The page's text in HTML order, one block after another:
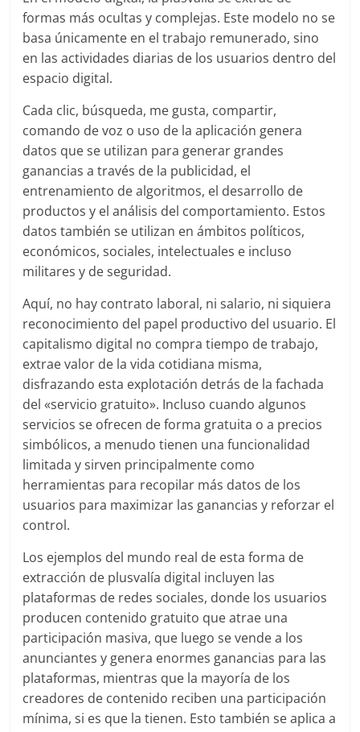
formas más ocultas y complejas. Este modelo no se
basa únicamente en el trabajo remunerado, sino
en las actividades diarias de los usuarios dentro del
espacio digital.
Cada clic, búsqueda, me gusta, compartir,
comando de voz o uso de la aplicación genera
datos que se utilizan para generar grandes
ganancias a través de la publicidad, el
entrenamiento de algoritmos, el desarrollo de
productos y el análisis del comportamiento. Estos
datos también se utilizan en ámbitos políticos,
económicos, sociales, intelectuales e incluso
militares y de seguridad.
Aquí, no hay contrato laboral, ni salario, ni siquiera
reconocimiento del papel productivo del usuario. El
capitalismo digital no compra tiempo de trabajo,
extrae valor de la vida cotidiana misma,
disfrazando esta explotación detrás de la fachada
del «servicio gratuito». Incluso cuando algunos
servicios se ofrecen de forma gratuita o a precios
simbólicos, a menudo tienen una funcionalidad
limitada y sirven principalmente como
herramientas para recopilar más datos de los
usuarios para maximizar las ganancias y reforzar el
control.
Los ejemplos del mundo real de esta forma de
extracción de plusvalía digital incluyen las
plataformas de redes sociales, donde los usuarios
producen contenido gratuito que atrae una
participación masiva, que luego se vende a los
anunciantes y genera enormes ganancias para las
plataformas, mientras que la mayoría de los
creadores de contenido reciben una participación
mínima, si es que la tienen. Esto también se aplica a